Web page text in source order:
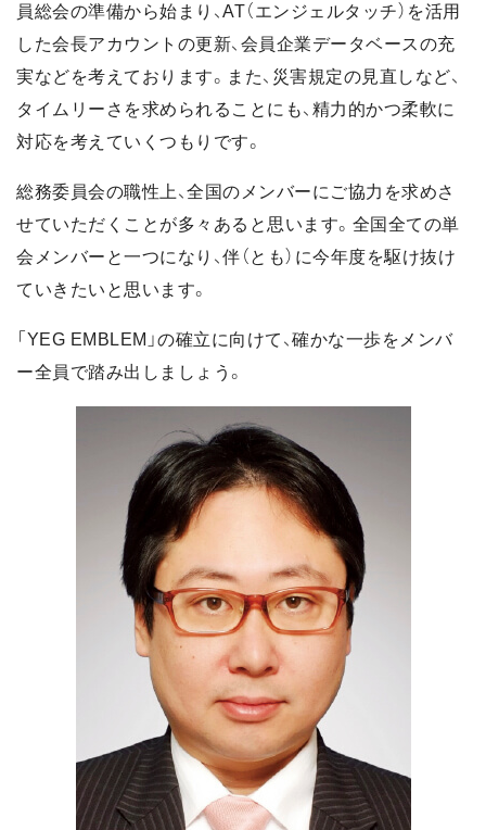
員総会の準備から始まり、AT（エンジェルタッチ）を活用
した会長アカウントの更新、会員企業データベースの充
実などを考えております。また、災害規定の見直しなど、
タイムリーさを求められることにも、精力的かつ柔軟に
対応を考えていくつもりです。
総務委員会の職性上、全国のメンバーにご協力を求めさ
せていただくことが多々あると思います。全国全ての単
会メンバーと一つになり、伴（とも）に今年度を駆け抜け
ていきたいと思います。
「YEG EMBLEM」の確立に向けて、確かな一歩をメンバ
ー全員で踏み出しましょう。